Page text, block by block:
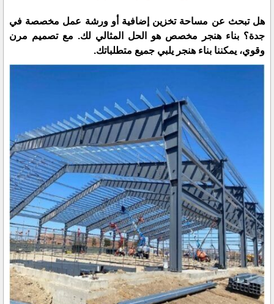
هل تبحث عن مساحة تخزين إضافية أو ورشة عمل مخصصة في
جدة؟ بناء هنجر مخصص هو الحل المثالي لك. مع تصميم مرن
وقوي، يمكننا بناء هنجر يلبي جميع متطلباتك.